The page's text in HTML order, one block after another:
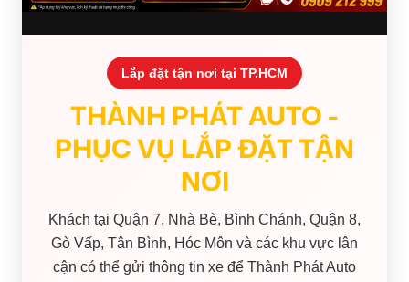
Lắp đặt tận nơi tại TP.HCM
THÀNH PHÁT AUTO -
PHỤC VỤ LẮP ĐẶT TẬN
NƠI
Khách tại Quận 7, Nhà Bè, Bình Chánh, Quận 8,
Gò Vấp, Tân Bình, Hóc Môn và các khu vực lân
cận có thể gửi thông tin xe để Thành Phát Auto